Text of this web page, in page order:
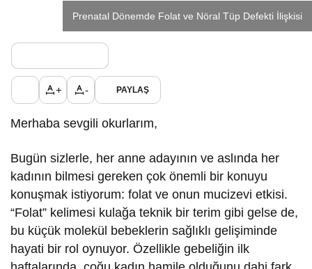
Prenatal Dönemde Folat ve Nöral Tüp Defekti İlişkisi
+ - PAYLAŞ
Merhaba sevgili okurlarım,
Bugün sizlerle, her anne adayının ve aslında her
kadının bilmesi gereken çok önemli bir konuyu
konuşmak istiyorum: folat ve onun mucizevi etkisi.
“Folat” kelimesi kulağa teknik bir terim gibi gelse de,
bu küçük molekül bebeklerin sağlıklı gelişiminde
hayati bir rol oynuyor. Özellikle gebeliğin ilk